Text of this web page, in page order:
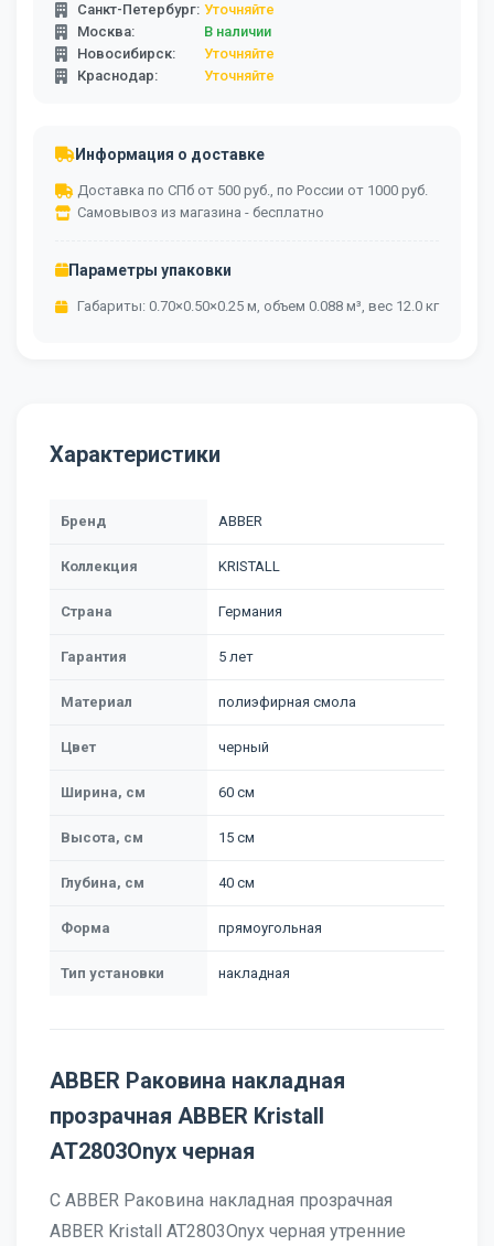
Санкт-Петербург: Уточняйте
Москва:
В наличии
Новосибирск:
Уточняйте
Краснодар:
Уточняйте
Информация о доставке
Доставка по СПб от 500 руб., по России от 1000 руб.
Самовывоз из магазина - бесплатно
Параметры упаковки
Габариты: 0.70×0.50×0.25 м, объем 0.088 м³, вес 12.0 кг
Характеристики
Бренд ABBER
Коллекция KRISTALL
Страна Германия
Гарантия 5 лет
Материал полиэфирная смола
Цвет черный
Ширина, см 60 см
Высота, см 15 см
Глубина, см 40 см
Форма прямоугольная
Тип установки накладная
ABBER Раковина накладная
прозрачная ABBER Kristall
AT2803Onyx черная
С ABBER Раковина накладная прозрачная
ABBER Kristall AT2803Onyx черная утренние